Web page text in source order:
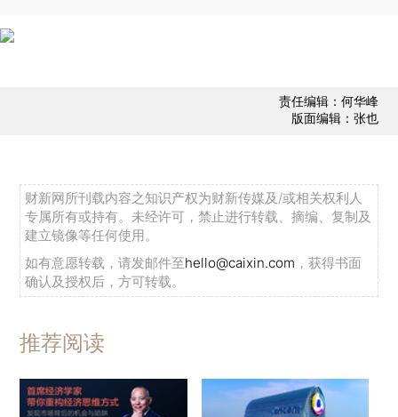
责任编辑：何华峰
版面编辑：张也
财新网所刊载内容之知识产权为财新传媒及/或相关权利人
专属所有或持有。未经许可，禁止进行转载、摘编、复制及
建立镜像等任何使用。
如有意愿转载，请发邮件至hello@caixin.com ，获得书面
确认及授权后，方可转载。
推荐阅读